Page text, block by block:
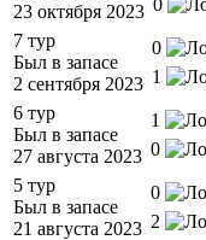
23 октября 2023
7 тур
Был в запасе
2 сентября 2023
0
1
6 тур
Был в запасе
27 августа 2023
1
0
5 тур
Был в запасе
21 августа 2023
0
2